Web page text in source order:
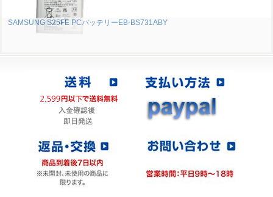
SAMSUNG S25FE PCバッテリーEB-BS731ABY